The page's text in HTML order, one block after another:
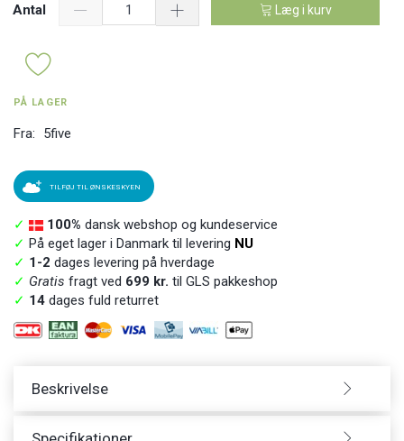
Antal Læg i kurv
PÅ LAGER
Fra: 5five
TILFØJ TIL ØNSKESKYEN
✓ 100% dansk webshop og kundeservice
✓ På eget lager i Danmark til levering NU
✓ 1-2 dages levering på hverdage
✓ Gratis fragt ved 699 kr. til GLS pakkeshop
✓ 14 dages fuld returret
Beskrivelse